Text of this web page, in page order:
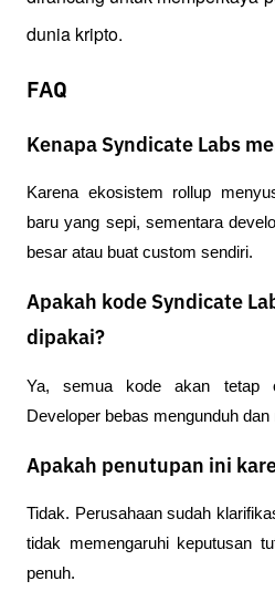
dunia kripto.
FAQ
Kenapa Syndicate Labs
Karena ekosistem rollup
baru yang sepi, sementara
besar atau buat custom sendiri.
Apakah kode Syndicate
dipakai?
Ya, semua kode akan tetap
Developer bebas mengunduh
Apakah penutupan ini
Tidak. Perusahaan sudah
tidak memengaruhi keputusan
penuh.